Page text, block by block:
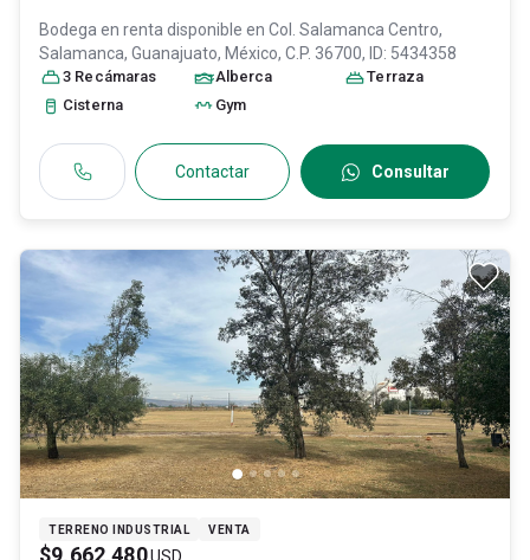
Bodega en renta disponible en Col. Salamanca Centro,
Salamanca, Guanajuato, México, C.P. 36700, ID: 5434358
3 Recámaras Alberca
Terraza
Cisterna
Gym
Contactar Consultar
TERRENO INDUSTRIAL VENTA
$9,662,480